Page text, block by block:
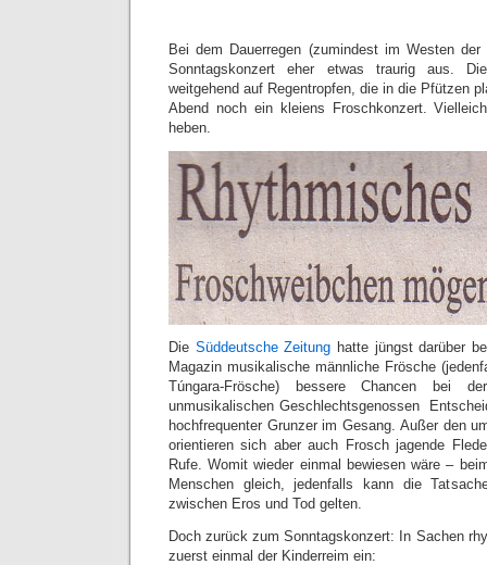
Bei dem Dauerregen (zumindest im Westen
Sonntagskonzert eher etwas traurig aus.
weitgehend auf Regentropfen, die in die Pfützen
Abend noch ein kleiens Froschkonzert.
heben.
Die Süddeutsche Zeitung hatte jüngst darüber
Magazin musikalische männliche Frösche
Túngara-Frösche) bessere Chancen bei
unmusikalischen Geschlechtsgenossen
hochfrequenter Grunzer im Gesang. Außer den
orientieren sich aber auch Frosch jagende
Rufe. Womit wieder einmal bewiesen wäre –
Menschen gleich, jedenfalls kann die
zwischen Eros und Tod gelten.
Doch zurück zum Sonntagskonzert: In Sachen
zuerst einmal der Kinderreim ein: